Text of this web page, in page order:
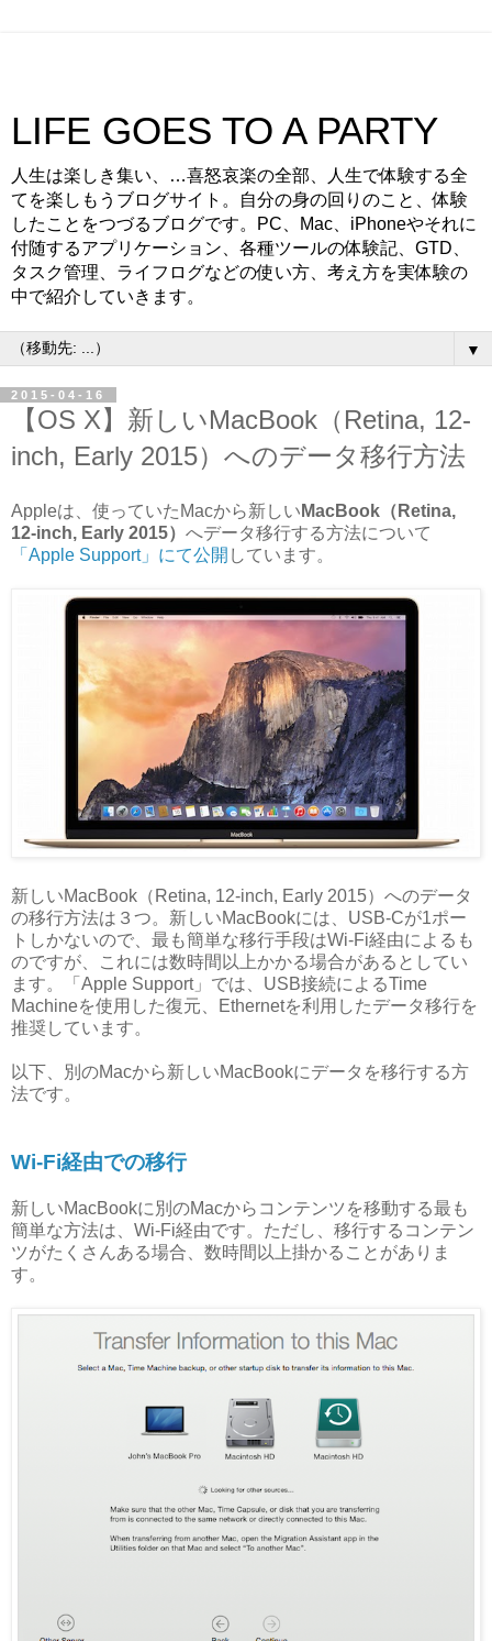
LIFE GOES TO A PARTY
人生は楽しき集い、…喜怒哀楽の全部、人生で体験する全
てを楽しもうブログサイト。自分の身の回りのこと、体験
したことをつづるブログです。PC、Mac、iPhoneやそれに
付随するアプリケーション、各種ツールの体験記、GTD、
タスク管理、ライフログなどの使い方、考え方を実体験の
中で紹介していきます。
▼
2015-04-16
【OS X】新しいMacBook（Retina, 12-
inch, Early 2015）へのデータ移行方法
Appleは、使っていたMacから新しい MacBook（Retina,
12-inch, Early 2015） へデータ移行する方法について
「Apple Support」にて公開 しています。
新しいMacBook（Retina, 12-inch, Early 2015）へのデータ
の移行方法は３つ。新しいMacBookには、USB-Cが1ポー
トしかないので、最も簡単な移行手段はWi-Fi経由によるも
のですが、これには数時間以上かかる場合があるとしてい
ます。「Apple Support」では、USB接続によるTime
Machineを使用した復元、Ethernetを利用したデータ移行を
推奨しています。
以下、別のMacから新しいMacBookにデータを移行する方
法です。
Wi-Fi経由での移行
新しいMacBookに別のMacからコンテンツを移動する最も
簡単な方法は、Wi-Fi経由です。ただし、移行するコンテン
ツがたくさんある場合、数時間以上掛かることがありま
す。